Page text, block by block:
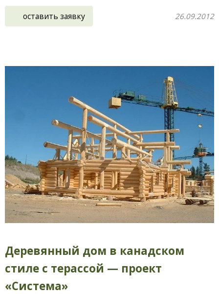
оставить заявку 26.09.2012
Деревянный дом в канадском
стиле с терассой — проект
«Система»